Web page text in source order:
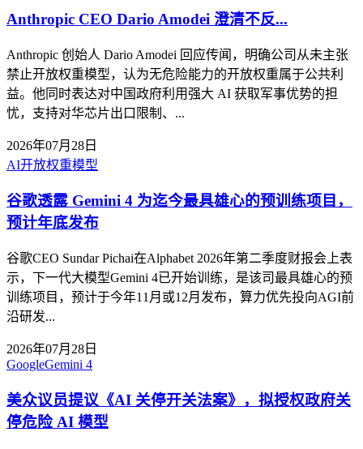
Anthropic CEO Dario Amodei 澄清不反...
Anthropic 创始人 Dario Amodei 回应传闻，明确公司从未主张
禁止开放权重模型，认为无危险能力的开放权重属于公共利
益。他同时表达对中国政府利用强大 AI 获取军事优势的担
忧，支持对华芯片出口限制、...
2026年07月28日
AI开放权重模型
谷歌透露 Gemini 4 为迄今最具雄心的预训练项目，
预计年底发布
谷歌CEO Sundar Pichai在Alphabet 2026年第二季度财报会上表
示，下一代大模型Gemini 4已开始训练，是该司最具雄心的预
训练项目，预计于今年11月或12月发布，算力优先投向AGI前
沿研发...
2026年07月28日
GoogleGemini 4
美众议员提议《AI 关停开关法案》，拟授权政府关
停危险 AI 模型